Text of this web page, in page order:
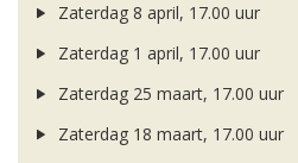
Zaterdag 8 april, 17.00 uur
Zaterdag 1 april, 17.00 uur
Zaterdag 25 maart, 17.00 uur
Zaterdag 18 maart, 17.00 uur